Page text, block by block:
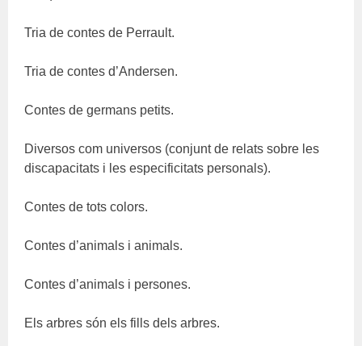
Tria de contes de Perrault.
Tria de contes d’Andersen.
Contes de germans petits.
Diversos com universos (conjunt de relats sobre les
discapacitats i les especificitats personals).
Contes de tots colors.
Contes d’animals i animals.
Contes d’animals i persones.
Els arbres són els fills dels arbres.